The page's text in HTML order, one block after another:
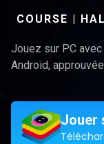
COURSE |
Jouez sur PC
Android,
Jouer